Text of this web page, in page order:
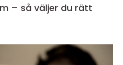
– så väljer du rätt